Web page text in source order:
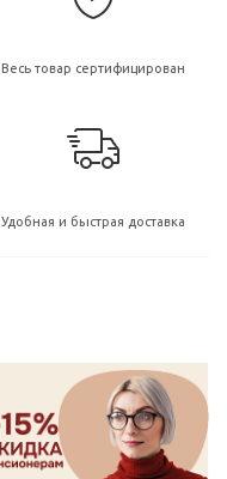
Весь товар сертифицирован
Удобная и быстрая доставка